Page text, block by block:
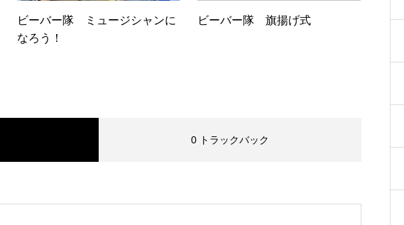
ビーバー隊 ミュージシャンに
なろう！
ビーバー隊 旗揚げ式
0 トラックバック